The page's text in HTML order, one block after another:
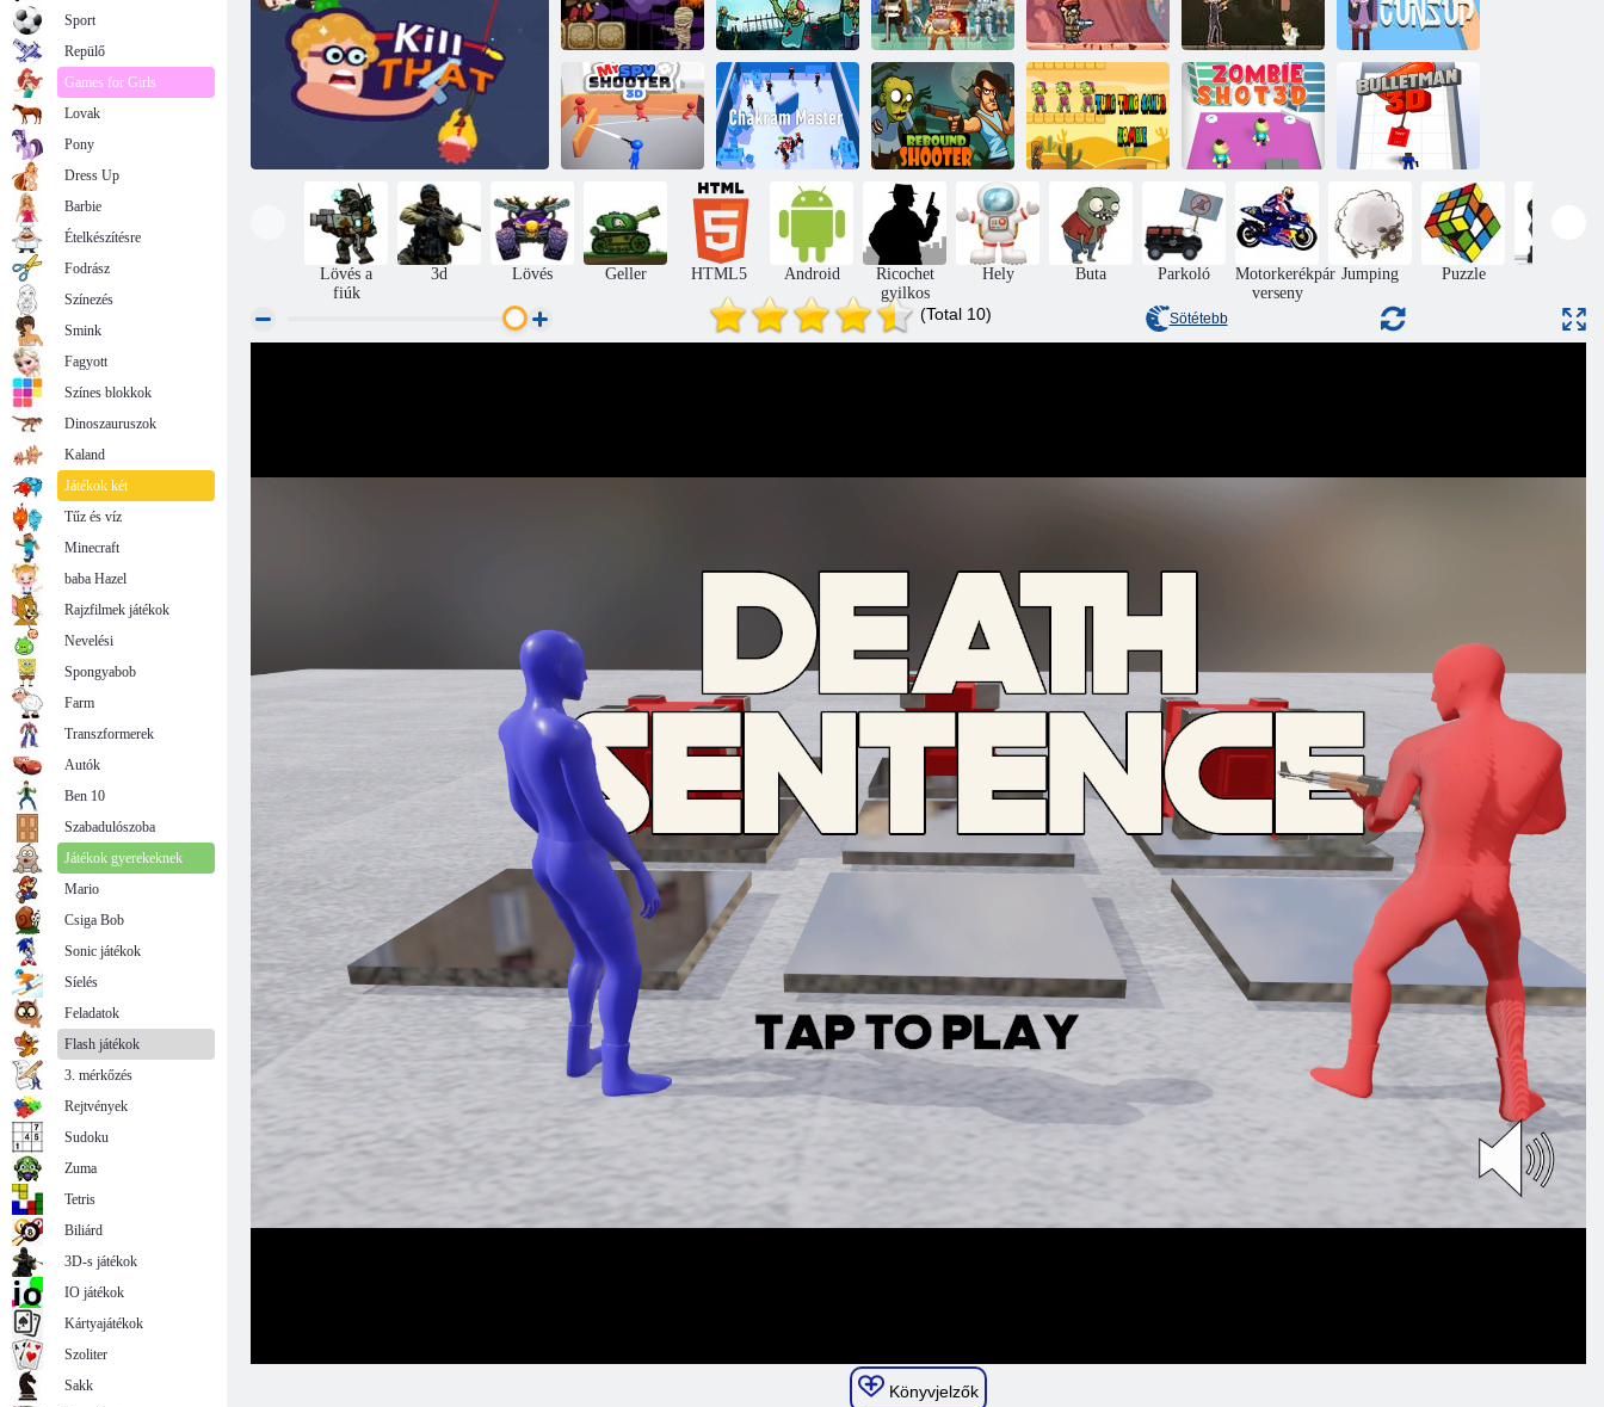
Úr. Drakula
Zombie
ricochhet női
vadász
Cél diadal
Hülye zombik
online
Operatőr vs
Skibidi Monster:
Fun Battle
Fegyverek
Mr. Spy Shooter
3D
Csakrammester
Visszapattanó
Tung Tung
sahur zombi
Zombie lövés
BulletMan 3D
Lövés a
fiúk
3d Lövés Geller HTML5 Android
Ricochet
gyilkos
Hely Buta Parkoló
Motorkerékpár
verseny
Jumping Puzzle
(Total 10) Sötétebb
Könyvjelzők
Sport
Repülő
Games for Girls
Lovak
Pony
Dress Up
Barbie
Ételkészítésre
Fodrász
Színezés
Smink
Fagyott
Színes blokkok
Dinoszauruszok
Kaland
Játékok két
Tűz és víz
Minecraft
baba Hazel
Rajzfilmek játékok
Nevelési
Spongyabob
Farm
Transzformerek
Autók
Ben 10
Szabadulószoba
Játékok gyerekeknek
Mario
Csiga Bob
Sonic játékok
Síelés
Feladatok
Flash játékok
3. mérkőzés
Rejtvények
Sudoku
Zuma
Tetris
Biliárd
3D-s játékok
IO játékok
Kártyajátékok
Szoliter
Sakk